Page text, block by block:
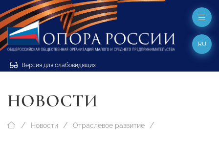
Версия для слабовидящих
RU
НОВОСТИ
Новости Отраслевое развитие